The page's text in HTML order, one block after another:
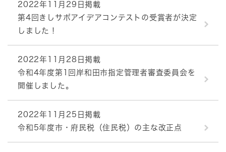
文字サイズ 標準 拡大
背景色変更 白
とじる
2022年11月29日掲載
第4回きしサポアイデアコンテストの受賞者が決定
しました！
2022年11月28日掲載
令和4年度第1回岸和田市指定管理者審査委員会を
開催しました。
2022年11月25日掲載
令和5年度市・府民税（住民税）の主な改正点